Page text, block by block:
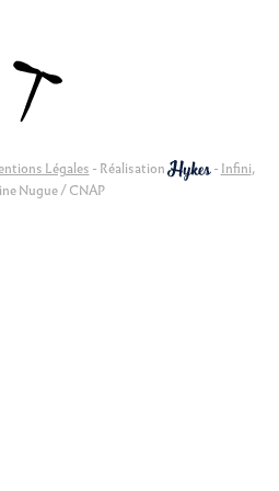
Légales - Réalisation - Infini,
Nugue / CNAP